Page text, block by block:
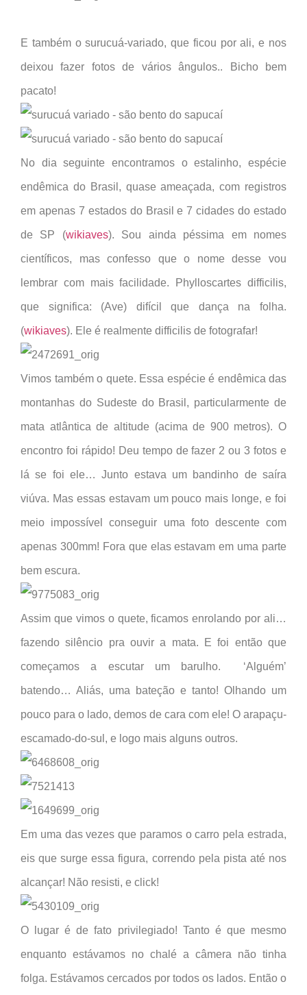
E também o surucuá-variado, que ficou por ali, e nos
deixou fazer fotos de vários ângulos.. Bicho bem
pacato!
No dia seguinte encontramos o estalinho, espécie
endêmica do Brasil, quase ameaçada, com registros
em apenas 7 estados do Brasil e 7 cidades do estado
de SP (wikiaves). Sou ainda péssima em nomes
científicos, mas confesso que o nome desse vou
lembrar com mais facilidade. Phylloscartes difficilis,
que significa: (Ave) difícil que dança na folha.
(wikiaves). Ele é realmente difficilis de fotografar!
Vimos também o quete. Essa espécie é endêmica das
montanhas do Sudeste do Brasil, particularmente de
mata atlântica de altitude (acima de 900 metros). O
encontro foi rápido! Deu tempo de fazer 2 ou 3 fotos e
lá se foi ele… Junto estava um bandinho de saíra
viúva. Mas essas estavam um pouco mais longe, e foi
meio impossível conseguir uma foto descente com
apenas 300mm! Fora que elas estavam em uma parte
bem escura.
Assim que vimos o quete, ficamos enrolando por ali…
fazendo silêncio pra ouvir a mata. E foi então que
começamos a escutar um barulho. ‘Alguém’
batendo… Aliás, uma bateção e tanto! Olhando um
pouco para o lado, demos de cara com ele! O arapaçu-
escamado-do-sul, e logo mais alguns outros.
Em uma das vezes que paramos o carro pela estrada,
eis que surge essa figura, correndo pela pista até nos
alcançar! Não resisti, e click!
O lugar é de fato privilegiado! Tanto é que mesmo
enquanto estávamos no chalé a câmera não tinha
folga. Estávamos cercados por todos os lados. Então o